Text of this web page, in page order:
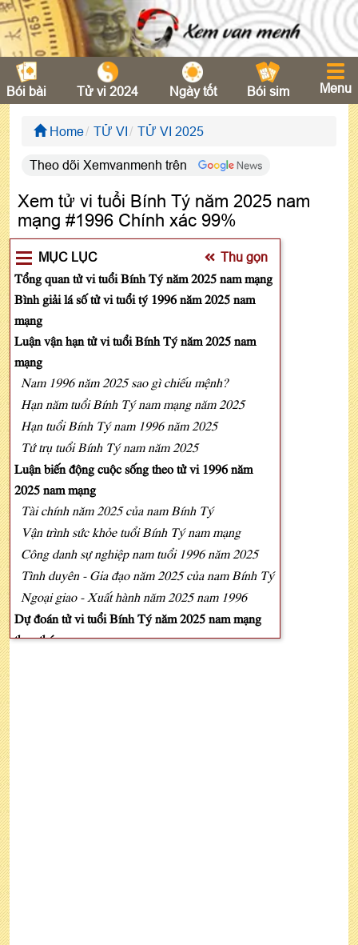
Bói bài Tử vi 2024 Ngày tốt Bói sim Menu
Home TỬ VI TỬ VI 2025
Theo dõi Xemvanmenh trên
Xem tử vi tuổi Bính Tý năm 2025 nam
mạng #1996 Chính xác 99%
MỤC LỤC Thu gọn
Tổng quan tử vi tuổi Bính Tý năm 2025 nam mạng
Bình giải lá số tử vi tuổi tý 1996 năm 2025 nam
mạng
Luận vận hạn tử vi tuổi Bính Tý năm 2025 nam
mạng
Nam 1996 năm 2025 sao gì chiếu mệnh?
Hạn năm tuổi Bính Tý nam mạng năm 2025
Hạn tuổi Bính Tý nam 1996 năm 2025
Tứ trụ tuổi Bính Tý nam năm 2025
Luận biến động cuộc sống theo tử vi 1996 năm
2025 nam mạng
Tài chính năm 2025 của nam Bính Tý
Vận trình sức khỏe tuổi Bính Tý nam mạng
Công danh sự nghiệp nam tuổi 1996 năm 2025
Tình duyên - Gia đạo năm 2025 của nam Bính Tý
Ngoại giao - Xuất hành năm 2025 nam 1996
Dự đoán tử vi tuổi Bính Tý năm 2025 nam mạng
theo tháng